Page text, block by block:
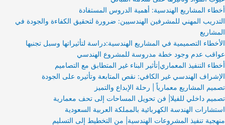
أخطاء المشاريع الهندسية: أهمية الدروس المستفادة
التدريب المهني للمشرفين الهندسيين: ضرورة لتحقيق الكفاءة والجودة في
المشاريع
الأخطاء التصميمية في المشاريع الهندسية:دراسة لتأثيراتها وسبل تجنبها
عواقب عدم وجود خطة مدروسة للمشروع الهندسي
أخطاء التنفيذ المعماري|تأثير البناء غير المتطابق مع التصاميم
الإشراف الهندسي غير الكافي: نقص المتابعة وتأثيره على الجودة
تصميم المشاريع معمارياً | رحلة الإبداع والتميز
تصميم داخلي للفيلا| فن تحويل المساحات إلى تحف معمارية
استشارات الهندسة الكهربائية بالمملكة العربية السعودية
منهجية تنفيذ المشروعات الهندسية| من التخطيط إلى التسليم